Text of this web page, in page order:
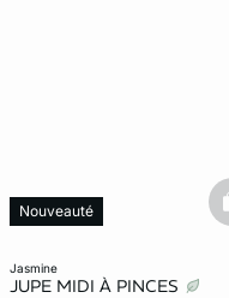
jasmine
JUPE MIDI À PINCES
Nouveauté